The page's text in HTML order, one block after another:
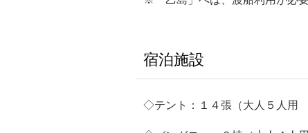
宿泊施設
◇テント：１４張（大人５人用